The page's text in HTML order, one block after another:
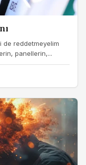
de reddetmeyelim
panellerin,...